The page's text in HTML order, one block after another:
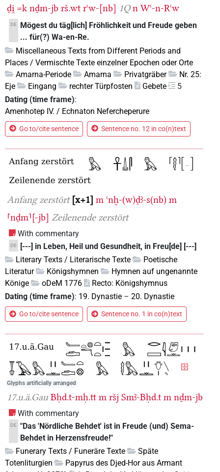
ḏi̯ =k nḏm-jb rš.wt rꜥw-[nb] 1Q n Wꜥ-n-Rꜥw
DE
Mögest du täg[lich] Fröhlichkeit und Freude geben
... für(?) Wa-en-Re.
Miscellaneous Texts from Different Periods and
Places / Vermischte Texte einzelner Epochen oder Orte
Amarna-Periode
Amarna Privatgräber
Nr. 25:
Eje
Eingang rechter Türpfosten Gebete
5
Dating (time frame):
Amenhotep IV. / Echnaton Nefercheperure
Go to/cite sentence Sentence no. 12 in co(n)text
Anfang zerstört x+1 m ꜥnḫ-(w)ḏꜣ-s(nb) m
⸢nḏm⸣[-jb] Zeilenende zerstört
With commentary
DE
[---] in Leben, Heil und Gesundheit, in Freu[de] [---]
Literary Texts / Literarische Texte
Poetische
Literatur
Königshymnen
Hymnen auf ungenannte
Könige
oDeM 1776
Recto: Königshymnus
Dating (time frame): 19. Dynastie – 20. Dynastie
Go to/cite sentence Sentence no. 1 in co(n)text
Glyphs artificially arranged
17.u.ä.Gau Bḥd.t-mḥ.tt m ršj Smꜣ-Bḥd.t m nḏm-jb
With commentary
DE "Das 'Nördliche Behdet' ist in Freude (und) Sema-
Behdet in Herzensfreude!"
Funerary Texts / Funeräre Texte
Späte
Totenliturgien
Papyrus des Djed-Hor aus Armant